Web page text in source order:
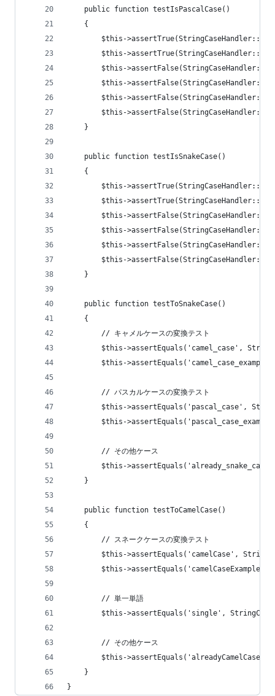
    public function testIsPascalCase()
    {
$this-
$this-
$this-
$this-
$this-
$this-
    }
    public function testIsSnakeCase()
    {
$this-
$this-
$this-
$this-
$this-
$this-
    }
    public function testToSnakeCase()
    {
        // キャメルケースの変換テスト
$this->assertEquals('camel_case',
$this-
        // パスカルケースの変換テスト
$this->assertEquals('pascal_case',
$this-
        // その他ケース
$this-
    }
    public function testToCamelCase()
    {
        // スネークケースの変換テスト
$this->assertEquals('camelCase',
$this-
        // 単一単語
$this->assertEquals('single',
        // その他ケース
$this->assertEquals('alreadyCamelCase',
    }
}